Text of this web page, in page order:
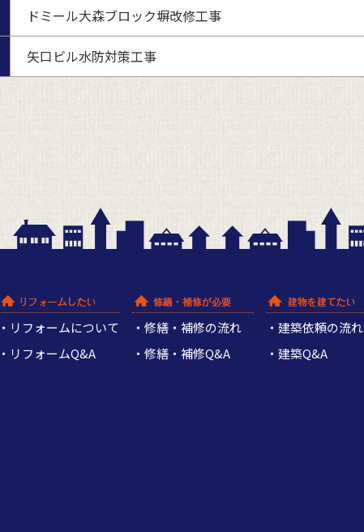
ドミール大森ブロック塀改修工事
矢口ビル水防対策工事
リフォームについて
リフォームQ&A
修繕・補修の流れ
修繕・補修Q&A
建築依頼の流れ
建築Q&A